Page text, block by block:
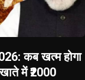
कब खत्म होगा
में ₹2000